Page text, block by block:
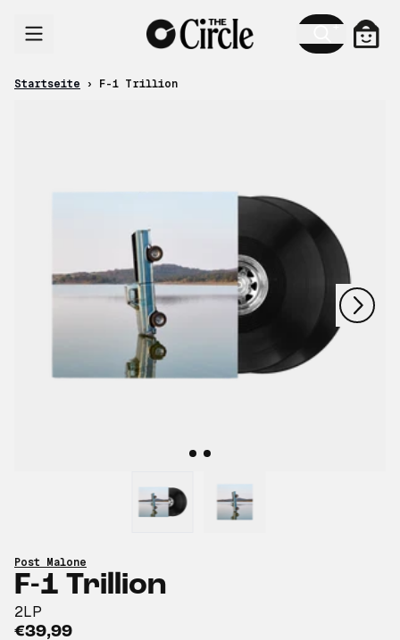
Startseite › F-1 Trillion
vorheriges
nächstes
Post Malone
F-1 Trillion
2LP
€39,99